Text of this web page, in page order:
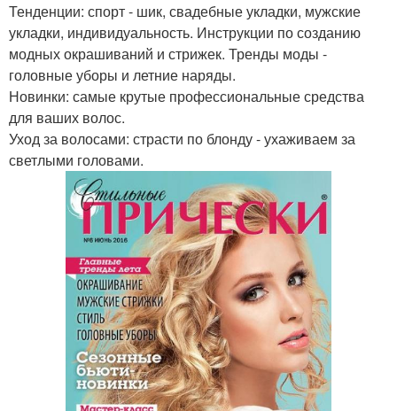
Тенденции: спорт - шик, свадебные укладки, мужские
укладки, индивидуальность. Инструкции по созданию
модных окрашиваний и стрижек. Тренды моды -
головные уборы и летние наряды.
Новинки: самые крутые профессиональные средства
для ваших волос.
Уход за волосами: страсти по блонду - ухаживаем за
светлыми головами.